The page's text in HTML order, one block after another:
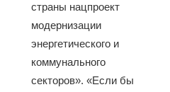
страны нацпроект
модернизации
энергетического и
коммунального
секторов». «Если бы